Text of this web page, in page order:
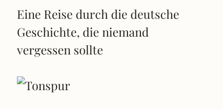
Eine Reise durch die deutsche
Geschichte, die niemand
vergessen sollte